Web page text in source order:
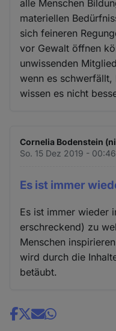
alle Menschen
materiellen
sich feineren
vor Gewalt öffnen
unwissenden
wenn es schwerfällt,
wissen es nicht
Cornelia Bodenstein
So. 15 Dez 2019 - 00:46
Es ist immer
Es ist immer wieder
erschreckend) zu
Menschen
wird durch die
betäubt.
Share